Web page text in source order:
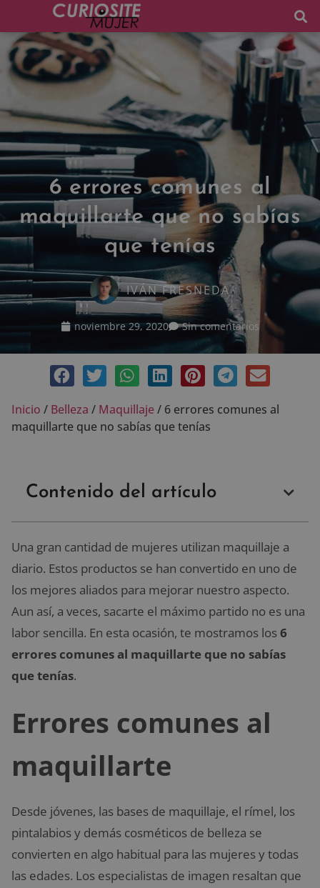
6 errores comunes al
maquillarte que no sabías
que tenías
IVÁN FRESNEDA
noviembre 29, 2020 Sin comentarios
Inicio / Belleza / Maquillaje/ 6 errores comunes al
maquillarte que no sabías que tenías
Contenido del artículo
Una gran cantidad de mujeres utilizan maquillaje a
diario. Estos productos se han convertido en uno de
los mejores aliados para mejorar nuestro aspecto.
Aun así, a veces, sacarte el máximo partido no es una
labor sencilla. En esta ocasión, te mostramos los6
errores comunes al maquillarte que no sabías
que tenías.
Errores comunes al
maquillarte
Desde jóvenes, las bases de maquillaje, el rímel, los
pintalabios y demás cosméticos de belleza se
convierten en algo habitual para las mujeres y todas
las edades. Los especialistas de imagen resaltan que